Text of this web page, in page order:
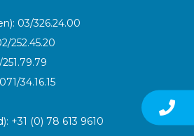
03/326.24.00
252.45.20
34.16.15
+31 (0) 78 613 9610